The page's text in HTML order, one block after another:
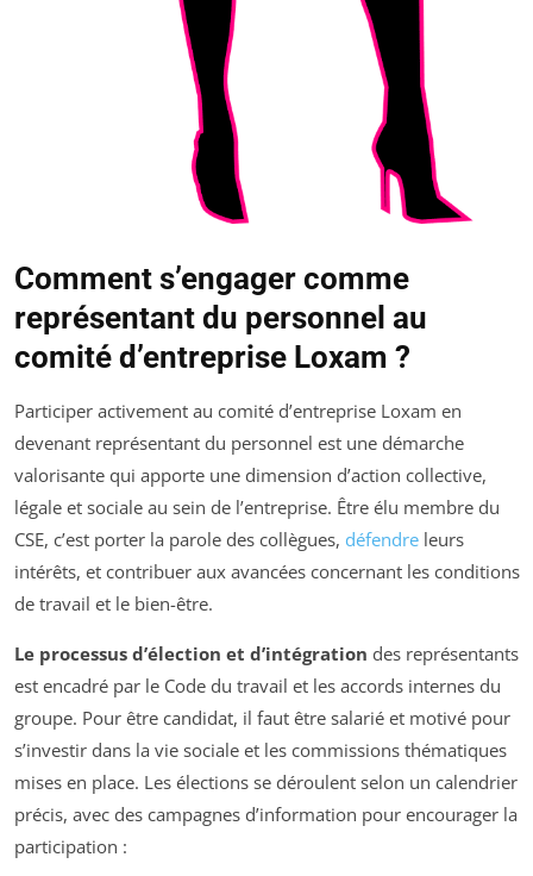
Comment s’engager comme
représentant du personnel au
comité d’entreprise Loxam ?
Participer activement au comité d’entreprise Loxam en
devenant représentant du personnel est une démarche
valorisante qui apporte une dimension d’action collective,
légale et sociale au sein de l’entreprise. Être élu membre du
CSE, c’est porter la parole des collègues, défendre leurs
intérêts, et contribuer aux avancées concernant les conditions
de travail et le bien-être.
Le processus d’élection et d’intégration des représentants
est encadré par le Code du travail et les accords internes du
groupe. Pour être candidat, il faut être salarié et motivé pour
s’investir dans la vie sociale et les commissions thématiques
mises en place. Les élections se déroulent selon un calendrier
précis, avec des campagnes d’information pour encourager la
participation :